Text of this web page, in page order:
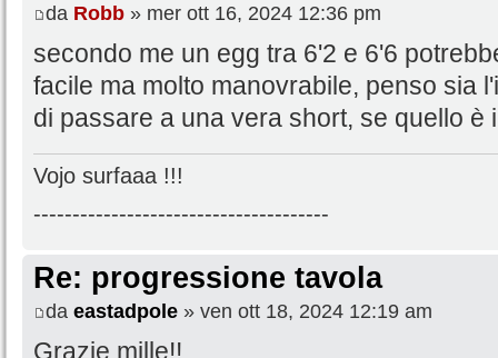
da Robb » mer ott 16, 2024 12:36 pm
secondo me un egg tra 6'2 e 6'6
facile ma molto manovrabile, penso sia
di passare a una vera short, se quello è
Vojo surfaaa !!!
--------------------------------------
Re: progressione tavola
da eastadpole » ven ott 18, 2024 12:19 am
Grazie mille!!